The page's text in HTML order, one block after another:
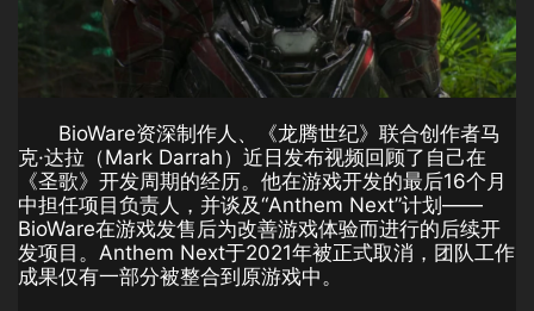
BioWare资深制作人、《龙腾世纪》联合创作者马
克·达拉（Mark Darrah）近日发布视频回顾了自己在
《圣歌》开发周期的经历。他在游戏开发的最后16个月
中担任项目负责人，并谈及“Anthem Next”计划——
BioWare在游戏发售后为改善游戏体验而进行的后续开
发项目。Anthem Next于2021年被正式取消，团队工作
成果仅有一部分被整合到原游戏中。